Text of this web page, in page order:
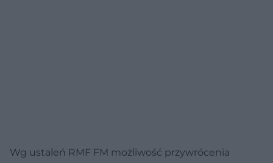
Wg ustaleń RMF FM możliwość przywrócenia